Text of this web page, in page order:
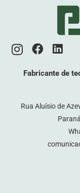
Fabricante de
Rua Aluísio de